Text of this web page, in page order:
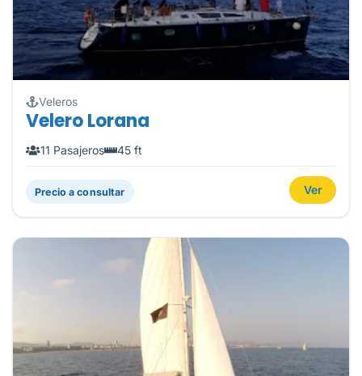
Veleros
Velero Lorana
11 Pasajeros 45 ft
Precio a consultar Ver